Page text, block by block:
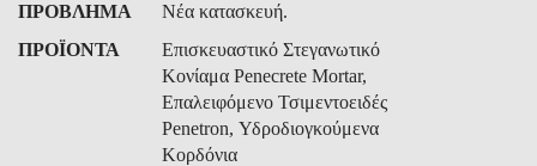
ΠΡΟΒΛΗΜΑ
Νέα κατασκευή.
ΠΡΟΪΟΝΤΑ
Επισκευαστικό Στεγανωτικό
Κονίαμα Penecrete Mortar,
Επαλειφόμενο Τσιμεντοειδές
Penetron, Υδροδιογκούμενα
Κορδόνια